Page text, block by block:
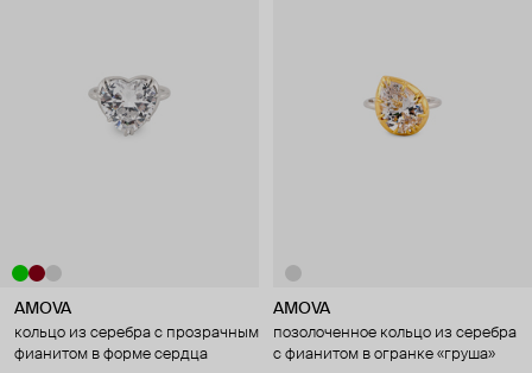
AMOVA
кольцо из серебра с прозрачным
фианитом в форме сердца
AMOVA
позолоченное кольцо из серебра
с фианитом в огранке «груша»